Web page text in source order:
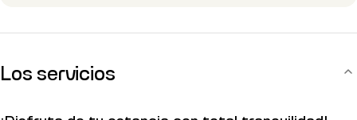
Los servicios